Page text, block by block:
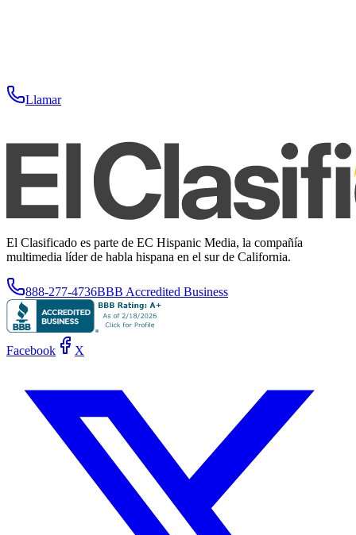
Llamar
El Clasificado es parte de EC Hispanic Media, la compañía
multimedia líder de habla hispana en el sur de California.
888-277-4736BBB Accredited Business
Facebook X